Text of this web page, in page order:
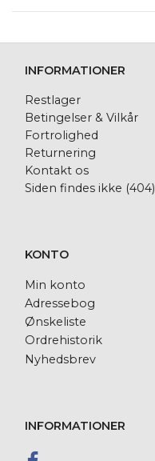
INFORMATIONER
Restlager
Betingelser & Vilkår
Fortrolighed
Returnering
Kontakt os
Siden findes ikke (404)
KONTO
Min konto
Adressebog
Ønskeliste
Ordrehistorik
Nyhedsbrev
INFORMATIONER